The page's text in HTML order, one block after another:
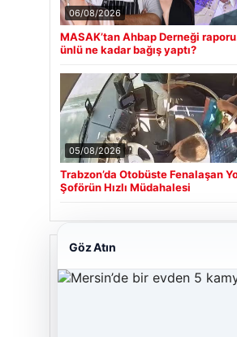
06/08/2026
MASAK’tan Ahbap Derneği
ünlü ne kadar bağış yaptı?
05/08/2026
Trabzon’da Otobüste Fenalaşan
Şoförün Hızlı Müdahalesi
Son Eklenen Firmalar
Göz Atın